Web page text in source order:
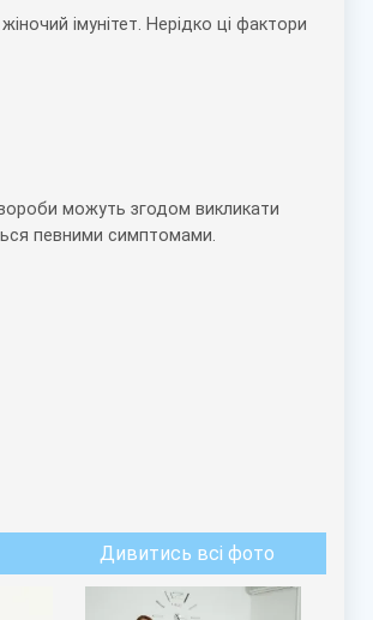
імунітет. Нерідко ці фактори
можуть згодом викликати
певними симптомами.
Дивитись всі фото